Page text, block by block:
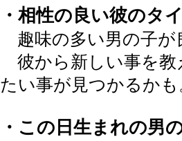
・相性の良い彼のタ
趣味の多い男の子が
彼から新しい事を教
たい事が見つかるかも
・この日生まれの男